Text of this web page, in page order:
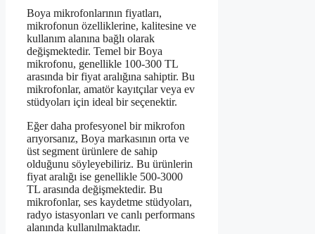
Boya mikrofonlarının fiyatları,
mikrofonun özelliklerine, kalitesine ve
kullanım alanına bağlı olarak
değişmektedir. Temel bir Boya
mikrofonu, genellikle 100-300 TL
arasında bir fiyat aralığına sahiptir. Bu
mikrofonlar, amatör kayıtçılar veya ev
stüdyoları için ideal bir seçenektir.
Eğer daha profesyonel bir mikrofon
arıyorsanız, Boya markasının orta ve
üst segment ürünlere de sahip
olduğunu söyleyebiliriz. Bu ürünlerin
fiyat aralığı ise genellikle 500-3000
TL arasında değişmektedir. Bu
mikrofonlar, ses kaydetme stüdyoları,
radyo istasyonları ve canlı performans
alanında kullanılmaktadır.